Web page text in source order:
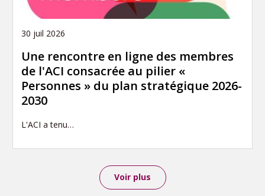
30 juil 2026
Une rencontre en ligne des membres
de l'ACI consacrée au pilier «
Personnes » du plan stratégique 2026-
2030
L'ACI a tenu…
Voir plus